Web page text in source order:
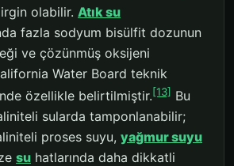
olabilir. Atık su
fazla sodyum bisülfit dozunun
ve çözünmüş oksijeni
Water Board teknik
özellikle belirtilmiştir.[13] Bu
sularda tamponlanabilir;
proses suyu, yağmur suyu
su hatlarında daha dikkatli